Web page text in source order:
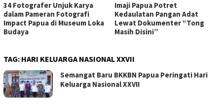
34 Fotografer Unjuk Karya
dalam Pameran Fotografi
Impact Papua di Museum Loka
Budaya
Imaji Papua Potret
Kedaulatan Pangan Adat
Lewat Dokumenter “Tong
Masih Disini”
TAG: HARI KELUARGA NASIONAL XXVII
Semangat Baru BKKBN Papua Peringati Hari
Keluarga Nasional XXVII